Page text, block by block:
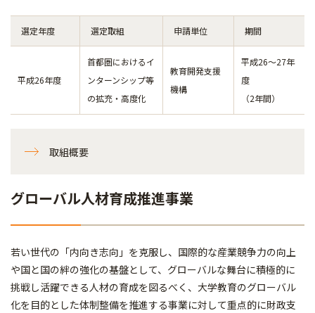
選定年度 選定取組 申請単位 期間
平成26年度
首都圏におけるイ
ンターンシップ等
の拡充・高度化
教育開発支援
機構
平成26～27年
度
（2年間）
取組概要
グローバル人材育成推進事業
若い世代の「内向き志向」を克服し、国際的な産業競争力の向上
や国と国の絆の強化の基盤として、グローバルな舞台に積極的に
挑戦し活躍できる人材の育成を図るべく、大学教育のグローバル
化を目的とした体制整備を推進する事業に対して重点的に財政支